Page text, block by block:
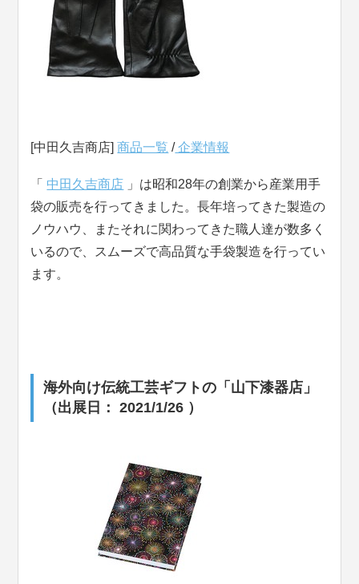
[中田久吉商店]商品一覧 /企業情報
「 中田久吉商店 」は昭和28年の創業から産業用手
袋の販売を行ってきました。長年培ってきた製造の
ノウハウ、またそれに関わってきた職人達が数多く
いるので、スムーズで高品質な手袋製造を行ってい
ます。
海外向け伝統工芸ギフトの「山下漆器店」
（出展日： 2021/1/26 ）